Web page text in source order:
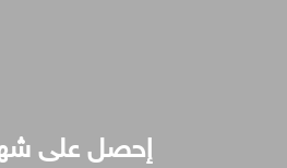
إحصل على